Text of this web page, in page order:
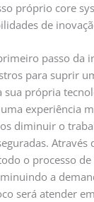
próprio core
de
passo da
para suprir
sua própria
experiência
diminuir o
Através
o processo
a
será atender